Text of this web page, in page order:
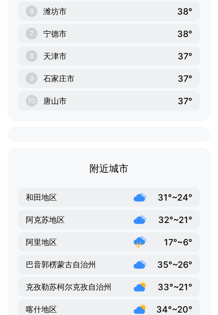
6 潍坊市 38°
7 宁德市 38°
8 天津市 37°
9 石家庄市 37°
10 唐山市 37°
附近城市
和田地区 31°~24°
阿克苏地区 32°~21°
阿里地区 17°~6°
巴音郭楞蒙古自治州 35°~26°
克孜勒苏柯尔克孜自治州 33°~21°
喀什地区 34°~20°